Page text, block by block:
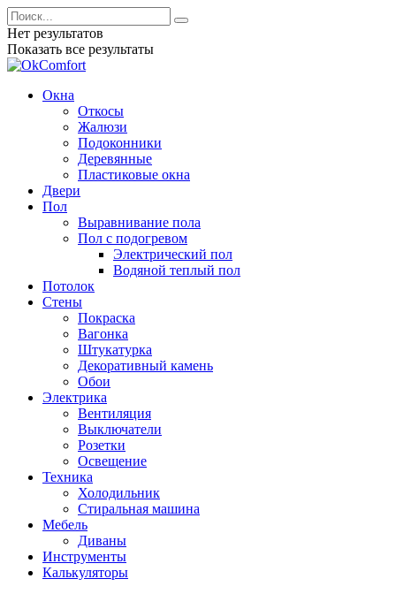
Нет результатов
Показать все результаты
Окна
Откосы
Жалюзи
Подоконники
Деревянные
Пластиковые окна
Двери
Пол
Выравнивание пола
Пол с подогревом
Электрический пол
Водяной теплый пол
Потолок
Стены
Покраска
Вагонка
Штукатурка
Декоративный камень
Обои
Электрика
Вентиляция
Выключатели
Розетки
Освещение
Техника
Холодильник
Стиральная машина
Мебель
Диваны
Инструменты
Калькуляторы